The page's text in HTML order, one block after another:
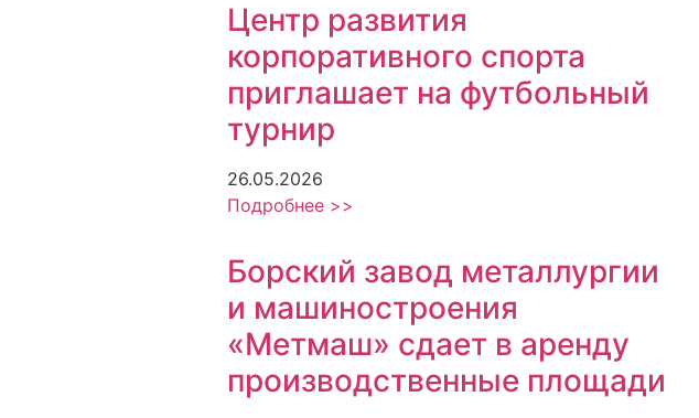
Центр развития
корпоративного спорта
приглашает на футбольный
турнир
26.05.2026
Подробнее >>
Борский завод металлургии
и машиностроения
«Метмаш» сдает в аренду
производственные площади